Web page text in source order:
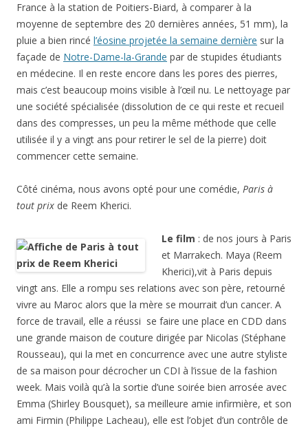
France à la station de Poitiers-Biard, à comparer à la
moyenne de septembre des 20 dernières années, 51 mm), la
pluie a bien rincé l’éosine projetée la semaine dernière sur la
façade de Notre-Dame-la-Grande par de stupides étudiants
en médecine. Il en reste encore dans les pores des pierres,
mais c’est beaucoup moins visible à l’œil nu. Le nettoyage par
une société spécialisée (dissolution de ce qui reste et recueil
dans des compresses, un peu la même méthode que celle
utilisée il y a vingt ans pour retirer le sel de la pierre) doit
commencer cette semaine.
Côté cinéma, nous avons opté pour une comédie, Paris à
tout prix de Reem Kherici.
Le film : de nos jours à Paris
et Marrakech. Maya (Reem
Kherici),vit à Paris depuis
vingt ans. Elle a rompu ses relations avec son père, retourné
vivre au Maroc alors que la mère se mourrait d’un cancer. A
force de travail, elle a réussi se faire une place en CDD dans
une grande maison de couture dirigée par Nicolas (Stéphane
Rousseau), qui la met en concurrence avec une autre styliste
de sa maison pour décrocher un CDI à l’issue de la fashion
week. Mais voilà qu’à la sortie d’une soirée bien arrosée avec
Emma (Shirley Bousquet), sa meilleure amie infirmière, et son
ami Firmin (Philippe Lacheau), elle est l’objet d’un contrôle de